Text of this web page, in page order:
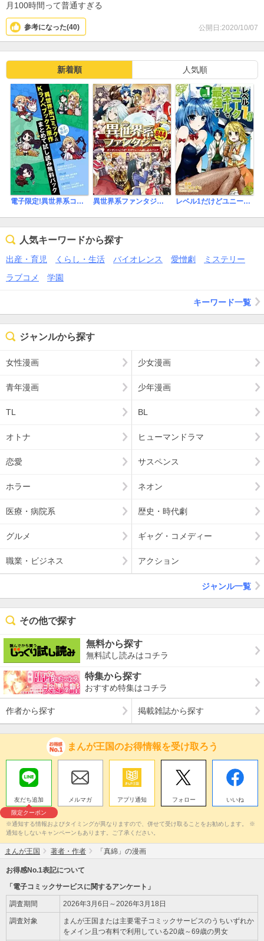
月100時間って普通すぎる
公開日:2020/10/07
参考になった(40)
新着順 人気順
電子限定!異世界系コミック＆Kラノベブックス原作まとめて試し読み無料パック 異世界系ファンタジー ガンガンいこうぜ!大ボリューム試し読みパック レベル1だけどユニークスキルで最強です
人気キーワードから探す
出産・育児 くらし・生活 バイオレンス 愛憎劇
ミステリー
ラブコメ
学園
キーワード一覧
ジャンルから探す
女性漫画 少女漫画
青年漫画 少年漫画
TL BL
オトナ ヒューマンドラマ
恋愛 サスペンス
ホラー ネオン
医療・病院系 歴史・時代劇
グルメ ギャグ・コメディー
職業・ビジネス アクション
ジャンル一覧
その他で探す
無料から探す
無料試し読みはコチラ
特集から探す
おすすめ特集はコチラ
作者から探す 掲載雑誌から探す
まんが王国のお得情報を受け取ろう
友だち追加
限定クーポン
メルマガ アプリ通知 フォロー いいね
※通知する情報およびタイミングが異なりますので、併せて受け取ることをお勧めします。 ※
通知をしないキャンペーンもあります。ご了承ください。
まんが王国 著者・作者 「真綿」の漫画
お得感No.1表記について
「電子コミックサービスに関するアンケート」
調査期間 2026年3月6日～2026年3月18日
調査対象
まんが王国または主要電子コミックサービスのうちいずれか
をメイン且つ有料で利用している20歳～69歳の男女